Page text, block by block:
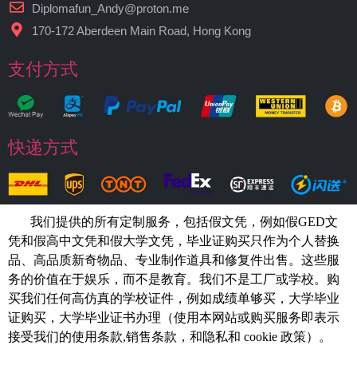
Diplomafun_Andy@proton.me
170-172 Aberdeen Main Road, Hong Kong
支付方式
快递方式
我们提供的所有定制服务，包括假文凭，例如假GED文
凭和假高中文凭和假大学文凭， 毕业证购买只作为个人替换
品、高品质新奇物品、专业制作道具和修复件出售。这些服
务的价值在于娱乐，而不是教育。我们不是工厂或学校。购
买我们任何高仿真的学校证件，例如成绩单够买 ，大学毕业
证购买，大学毕业证书办理（使用本网站或购买服务即表示
接受我们的使用条款,销售条款，和隐私和 cookie 政策）。